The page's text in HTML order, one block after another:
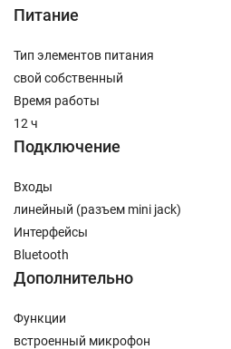
Питание
Тип элементов питания
свой собственный
Время работы
12 ч
Подключение
Входы
линейный (разъем mini jack)
Интерфейсы
Bluetooth
Дополнительно
Функции
встроенный микрофон